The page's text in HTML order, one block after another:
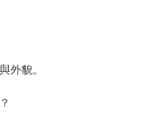
（近半年）